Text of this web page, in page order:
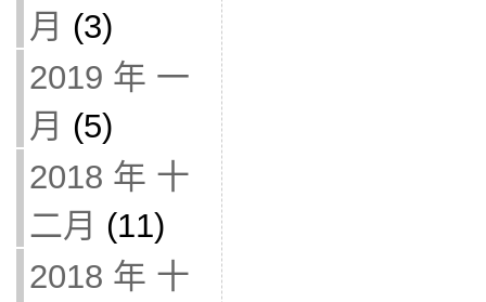
月 (3)
2019 年 一
月 (5)
2018 年 十
二月 (11)
2018 年 十